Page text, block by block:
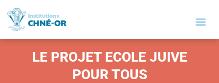
LE PROJET ECOLE JUIVE
POUR TOUS